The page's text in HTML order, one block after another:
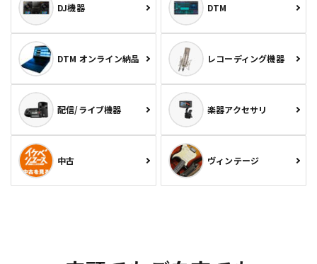
DJ機器 DTM
DTM オンライン納品 レコーディング機器
配信/ライブ機器 楽器アクセサリ
中古 ヴィンテージ